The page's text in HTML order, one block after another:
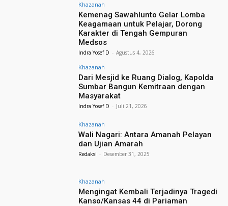
Khazanah
Kemenag Sawahlunto Gelar Lomba
Keagamaan untuk Pelajar, Dorong
Karakter di Tengah Gempuran
Medsos
Indra Yosef D - Agustus 4, 2026
Khazanah
Dari Mesjid ke Ruang Dialog, Kapolda
Sumbar Bangun Kemitraan dengan
Masyarakat
Indra Yosef D - Juli 21, 2026
Khazanah
Wali Nagari: Antara Amanah Pelayan
dan Ujian Amarah
Redaksi - Desember 31, 2025
Khazanah
Mengingat Kembali Terjadinya Tragedi
Kanso/Kansas 44 di Pariaman